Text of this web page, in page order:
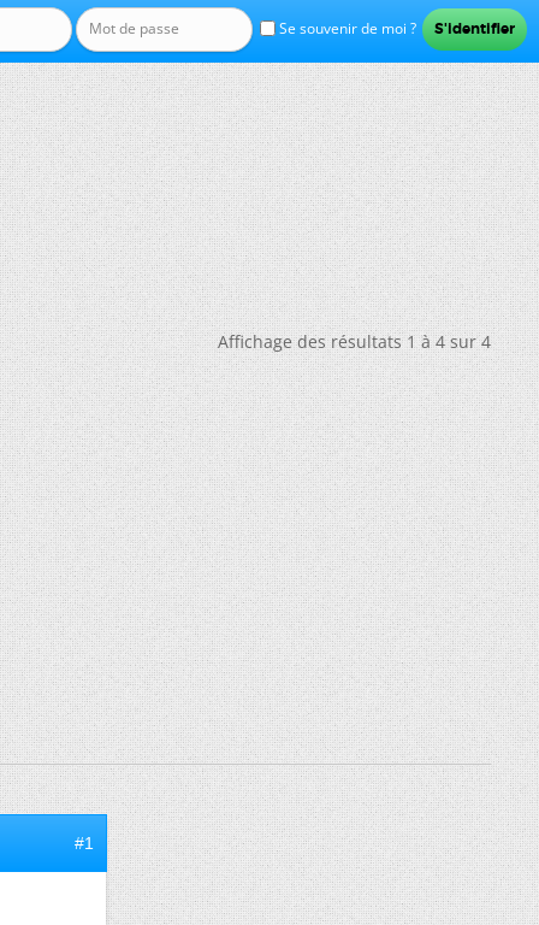
Se souvenir de moi ?
Affichage des résultats 1 à 4 sur 4
#1